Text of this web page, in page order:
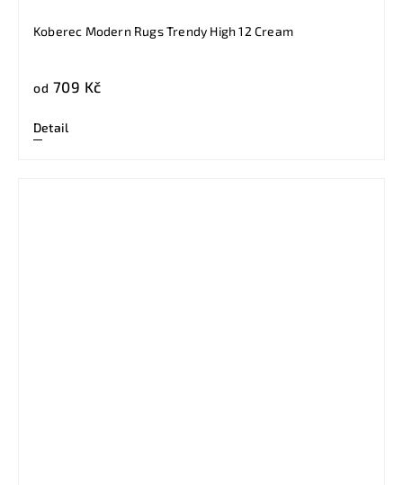
Koberec Modern Rugs Trendy High 12 Cream
od 709 Kč
Detail